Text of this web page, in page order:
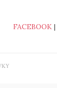
FACEBOOK|